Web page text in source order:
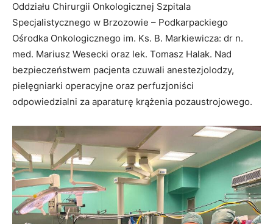
Oddziału Chirurgii Onkologicznej Szpitala
Specjalistycznego w Brzozowie – Podkarpackiego
Ośrodka Onkologicznego im. Ks. B. Markiewicza: dr n.
med. Mariusz Wesecki oraz lek. Tomasz Halak. Nad
bezpieczeństwem pacjenta czuwali anestezjolodzy,
pielęgniarki operacyjne oraz perfuzjoniści
odpowiedzialni za aparaturę krążenia pozaustrojowego.